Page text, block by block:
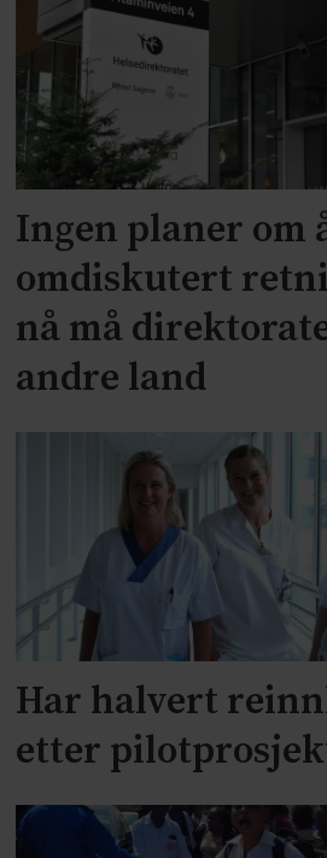
Ingen planer om
omdiskutert
nå må
andre land
Har halvert
etter